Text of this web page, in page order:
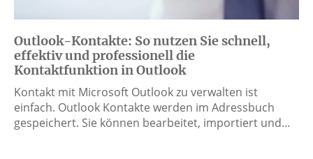
Outlook-Kontakte: So nutzen Sie schnell,
effektiv und professionell die
Kontaktfunktion in Outlook
Kontakt mit Microsoft Outlook zu verwalten ist
einfach. Outlook Kontakte werden im Adressbuch
gespeichert. Sie können bearbeitet, importiert und…